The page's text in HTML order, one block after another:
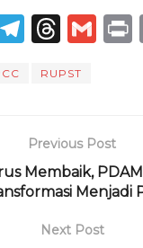
T
ra
m
T
re
d
s
G
RUPST
Previous Post
Membaik,
Menjadi
Next Post